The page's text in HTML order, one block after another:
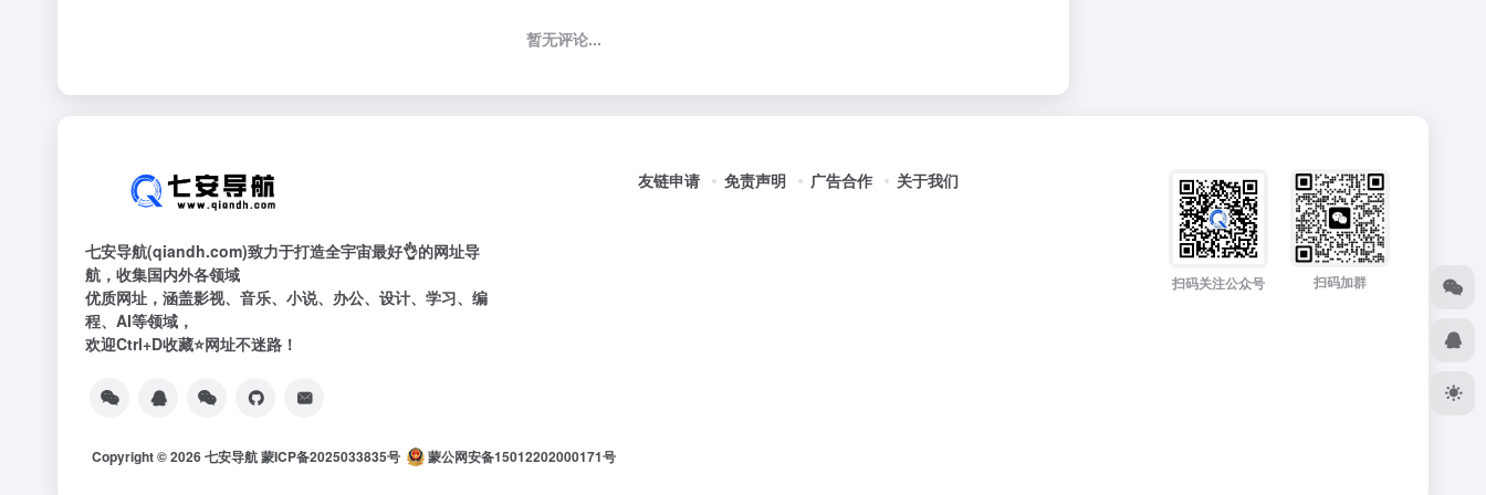
暂无评论...
七安导航(qiandh.com)致力于打造全宇宙最好👌的网址导
航，收集国内外各领域
优质网址，涵盖影视、音乐、小说、办公、设计、学习、编
程、AI等领域，
欢迎Ctrl+D收藏⭐网址不迷路！
友链申请 免责声明 广告合作 关于我们
扫码关注公众号 扫码加群
Copyright © 2026七安导航蒙ICP备2025033835号 蒙公网安备15012202000171号